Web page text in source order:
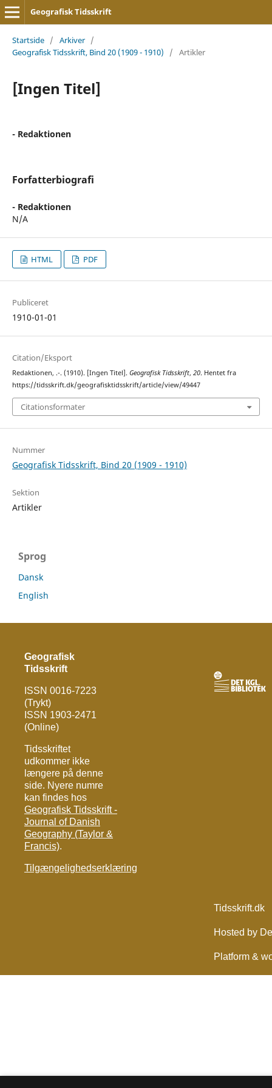
Geografisk Tidsskrift
Startside / Arkiver /
Geografisk Tidsskrift, Bind 20 (1909 - 1910)
/ Artikler
[Ingen Titel]
- Redaktionen
Forfatterbiografi
- Redaktionen
N/A
HTML PDF
Publiceret
1910-01-01
Citation/Eksport
Redaktionen, .-. (1910). [Ingen Titel]. Geografisk Tidsskrift, 20. Hentet fra
https://tidsskrift.dk/geografisktidsskrift/article/view/49447
Citationsformater
Nummer
Geografisk Tidsskrift, Bind 20 (1909 - 1910)
Sektion
Artikler
Sprog
Dansk
English
Geografisk
Tidsskrift
ISSN 0016-7223
(Trykt)
ISSN 1903-2471
(Online)
Tidsskriftet
udkommer ikke
længere på denne
side. Nyere numre
kan findes hos
Geografisk Tidsskrift -
Journal of Danish
Geography (Taylor &
Francis).
Tilgængelighedserklæring